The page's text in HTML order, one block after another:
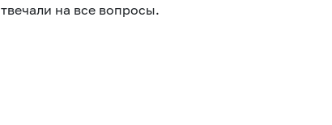
на все вопросы.